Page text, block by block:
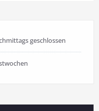
geschlossen